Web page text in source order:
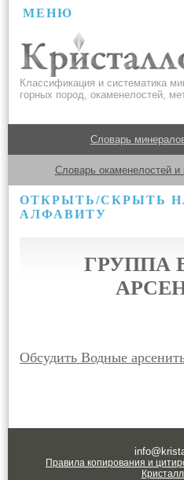
МЕНЮ
Классификация и систематика
горных пород, окаменелостей,
Словарь
Словарь окаменелостей и
ОТКРЫТЬ/СКРЫТЬ
АЛФАВИТУ
ГРУППА
Обсудить Водные
Правила копирования и